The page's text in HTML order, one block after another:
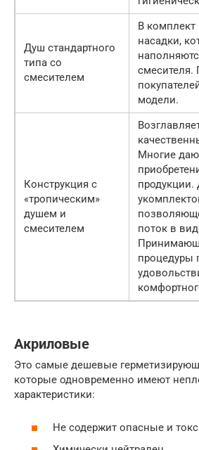
Душ стандартного
типа со
смесителем
В комплект
насадки,
модели.
Конструкция с
«тропическим»
душем и
смесителем
Многие
продукции.
поток в
процедуры
Акриловые
Это самые дешевые
которые одновременно имеют
характеристики:
Не содержит опасные и